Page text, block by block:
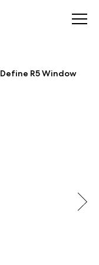
Define R5 Window